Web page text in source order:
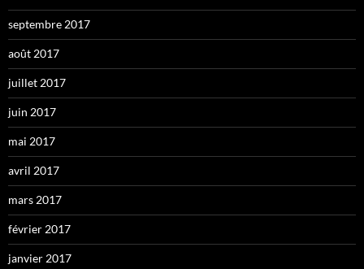
septembre 2017
août 2017
juillet 2017
juin 2017
mai 2017
avril 2017
mars 2017
février 2017
janvier 2017